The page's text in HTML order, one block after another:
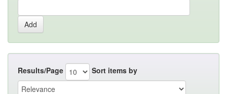
Results/Page Sort items by